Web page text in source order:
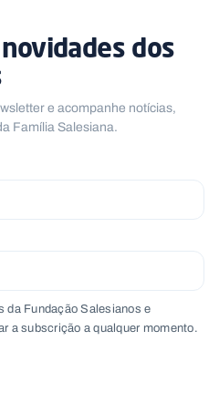
dos
e acompanhe notícias,
Família Salesiana.
da Fundação Salesianos e
a subscrição a qualquer momento.